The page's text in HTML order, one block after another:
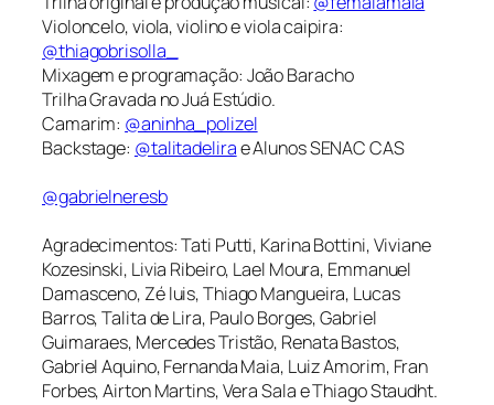
Violoncelo, viola, violino e viola caipira:
@thiagobrisolla_
Mixagem e programação: João Baracho
Trilha Gravada no Juá Estúdio.
Camarim: @aninha_polizel
Backstage: @talitadelirae Alunos SENAC CAS
@gabrielneresb
Agradecimentos: Tati Putti, Karina Bottini, Viviane
Kozesinski, Livia Ribeiro, Lael Moura, Emmanuel
Damasceno, Zé luis, Thiago Mangueira, Lucas
Barros, Talita de Lira, Paulo Borges, Gabriel
Guimaraes, Mercedes Tristão, Renata Bastos,
Gabriel Aquino, Fernanda Maia, Luiz Amorim, Fran
Forbes, Airton Martins, Vera Sala e Thiago Staudht.